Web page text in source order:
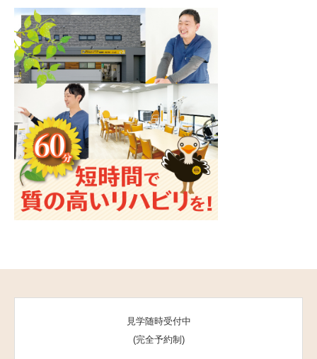
見学随時受付中
(完全予約制)
スタッフ紹介